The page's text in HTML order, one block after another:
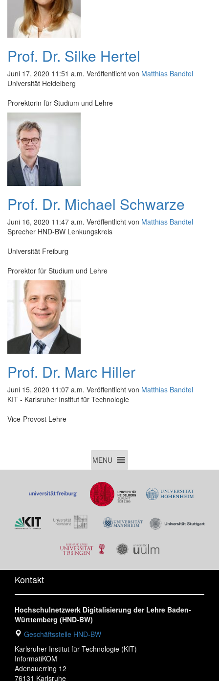
Prof. Dr. Silke Hertel
Juni 17, 2020 11:51 a.m. Veröffentlicht von Matthias Bandtel
Universität Heidelberg
Prorektorin für Studium und Lehre
Prof. Dr. Michael Schwarze
Juni 16, 2020 11:47 a.m. Veröffentlicht von Matthias Bandtel
Sprecher HND-BW Lenkungskreis
Universität Freiburg
Prorektor für Studium und Lehre
Prof. Dr. Marc Hiller
Juni 15, 2020 11:07 a.m. Veröffentlicht von Matthias Bandtel
KIT - Karlsruher Institut für Technologie
Vice-Provost Lehre
MENU
Kontakt
Hochschulnetzwerk Digitalisierung der Lehre Baden-
Württemberg (HND-BW)
Geschäftsstelle HND-BW
Karlsruher Institut für Technologie (KIT)
InformatiKOM
Adenauerring 12
76131 Karlsruhe